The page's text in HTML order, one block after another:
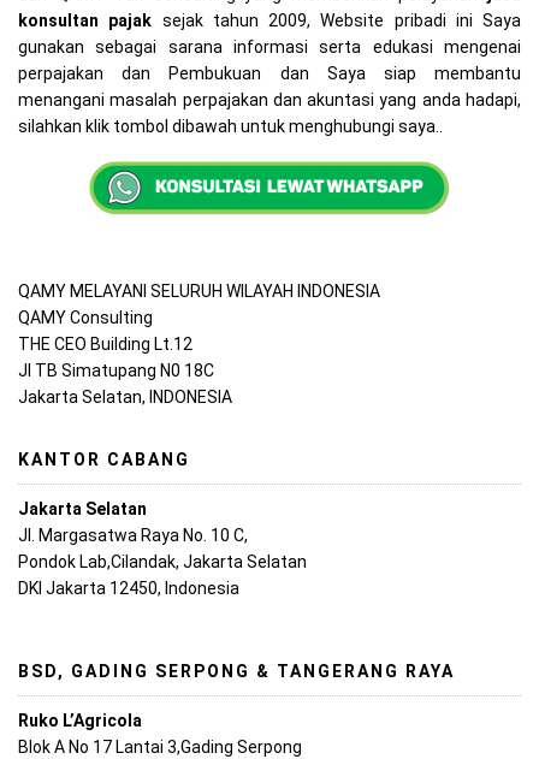
konsultan pajak sejak tahun 2009, Website pribadi ini Saya
gunakan sebagai sarana informasi serta edukasi mengenai
perpajakan dan Pembukuan dan Saya siap membantu
menangani masalah perpajakan dan akuntasi yang anda hadapi,
silahkan klik tombol dibawah untuk menghubungi saya..
QAMY MELAYANI SELURUH WILAYAH INDONESIA
QAMY Consulting
THE CEO Building Lt.12
Jl TB Simatupang N0 18C
Jakarta Selatan, INDONESIA
KANTOR CABANG
Jakarta Selatan
Jl. Margasatwa Raya No. 10 C,
Pondok Lab,Cilandak, Jakarta Selatan
DKI Jakarta 12450, Indonesia
BSD, GADING SERPONG & TANGERANG RAYA
Ruko L’Agricola
Blok A No 17 Lantai 3,Gading Serpong